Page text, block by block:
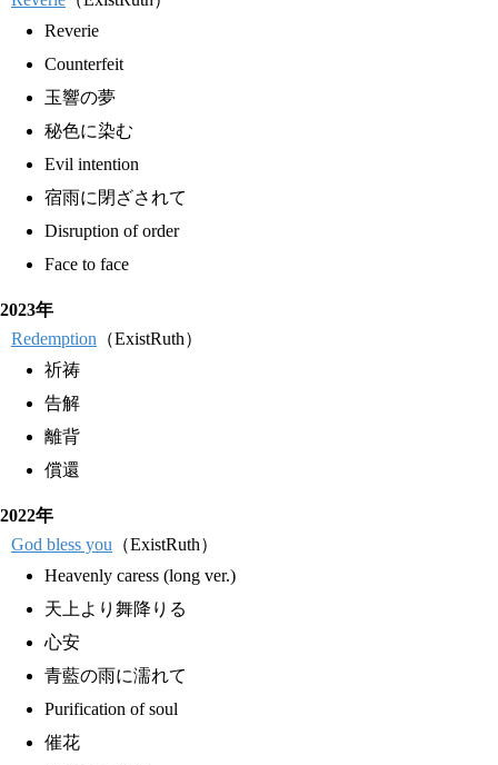
Reverie
Counterfeit
玉響の夢
秘色に染む
Evil intention
宿雨に閉ざされて
Disruption of order
Face to face
2023年
Redemption （ExistRuth）
祈祷
告解
離背
償還
2022年
God bless you （ExistRuth）
Heavenly caress (long ver.)
天上より舞降りる
心安
青藍の雨に濡れて
Purification of soul
催花